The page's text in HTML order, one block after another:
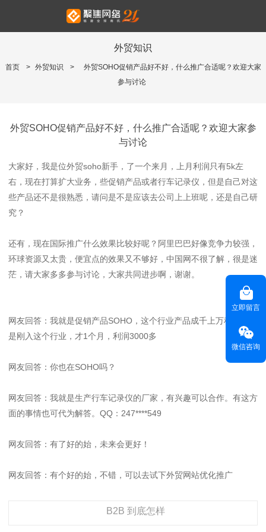
外贸知识
首页 > 外贸知识 >
外贸SOHO促销产品好不好，什么推广合适呢？欢迎大家
参与讨论
外贸SOHO促销产品好不好，什么推广合适呢？欢迎大家参
与讨论
大家好，我是位外贸soho新手，了一个来月，上月利润只有5k左
右，现在打算扩大业务，些促销产品或者行车记录仪，但是自己对这
些产品还不是很熟悉，请问是不是应该去公司上上班呢，还是自己研
究？
还有，现在国际推广什么效果比较好呢？阿里巴巴好像竞争力较强，
环球资源又太贵，便宜点的效果又不够好，中国网不很了解，很是迷
茫，请大家多多参与讨论，大家共同进步啊，谢谢。
网友回答：我就是促销产品SOHO，这个行业产品成千上万种，我还
是刚入这个行业，才1个月，利润3000多
网友回答：你也在SOHO吗？
网友回答：我就是生产行车记录仪的厂家，有兴趣可以合作。有这方
面的事情也可代为解答。QQ：247****549
网友回答：有了好的始，未来会更好！
网友回答：有个好的始，不错，可以去试下外贸网站优化推广
B2B 到底怎样
立即留言
微信咨询